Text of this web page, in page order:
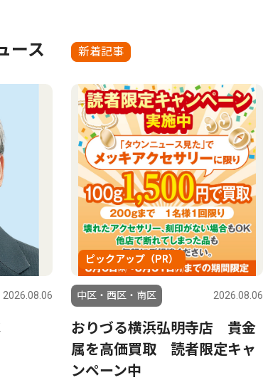
ース 新着記事
2026.08.06
ピックアップ（PR）
中区・西区・南区 2026.08.06
おりづる横浜弘明寺店 貴金
属を高価買取 読者限定キャ
ンペーン中